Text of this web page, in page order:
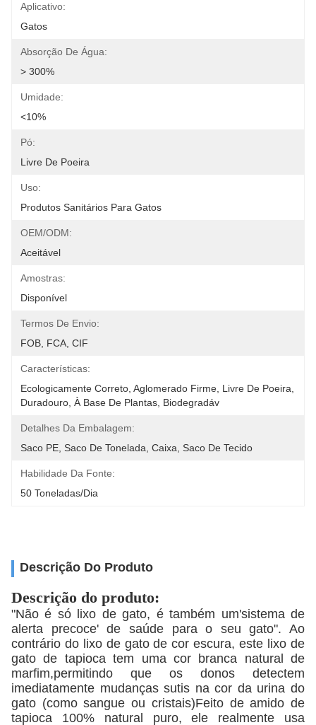
Aplicativo:
Gatos
Absorção De Água:
> 300%
Umidade:
<10%
Pó:
Livre De Poeira
Uso:
Produtos Sanitários Para Gatos
OEM/ODM:
Aceitável
Amostras:
Disponível
Termos De Envio:
FOB, FCA, CIF
Características:
Ecologicamente Correto, Aglomerado Firme, Livre De Poeira,
Duradouro, À Base De Plantas, Biodegradáv
Detalhes Da Embalagem:
Saco PE, Saco De Tonelada, Caixa, Saco De Tecido
Habilidade Da Fonte:
50 Toneladas/Dia
Descrição Do Produto
Descrição do produto:
"Não é só lixo de gato, é também um'sistema de
alerta precoce' de saúde para o seu gato". Ao
contrário do lixo de gato de cor escura, este lixo de
gato de tapioca tem uma cor branca natural de
marfim,permitindo que os donos detectem
imediatamente mudanças sutis na cor da urina do
gato (como sangue ou cristais)Feito de amido de
tapioca 100% natural puro, ele realmente usa